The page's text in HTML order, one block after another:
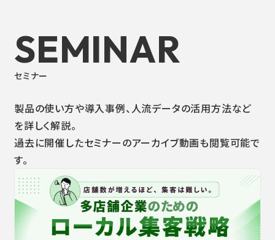
SEMINAR
セミナー
製品の使い方や導入事例、人流データの活用方法など
を詳しく解説。
過去に開催したセミナーのアーカイブ動画も閲覧可能で
す。